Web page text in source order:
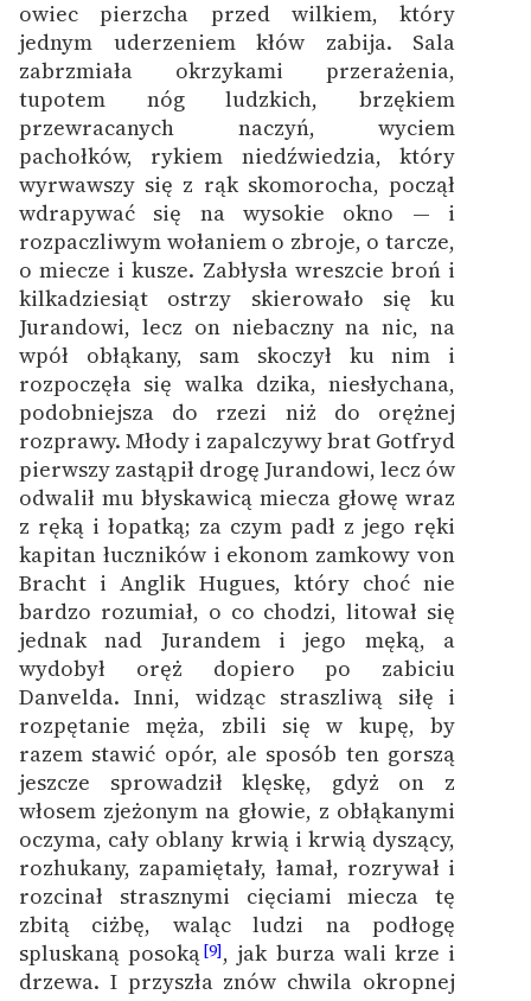
owiec pierzcha przed wilkiem, który
jednym uderzeniem kłów zabija. Sala
zabrzmiała okrzykami przerażenia,
tupotem nóg ludzkich, brzękiem
przewracanych naczyń, wyciem
pachołków, rykiem niedźwiedzia, który
wyrwawszy się z rąk skomorocha, począł
wdrapywać się na wysokie okno — i
rozpaczliwym wołaniem o zbroje, o tarcze,
o miecze i kusze. Zabłysła wreszcie broń i
kilkadziesiąt ostrzy skierowało się ku
Jurandowi, lecz on niebaczny na nic, na
wpół obłąkany, sam skoczył ku nim i
rozpoczęła się walka dzika, niesłychana,
podobniejsza do rzezi niż do orężnej
rozprawy. Młody i zapalczywy brat Gotfryd
pierwszy zastąpił drogę Jurandowi, lecz ów
odwalił mu błyskawicą miecza głowę wraz
z ręką i łopatką; za czym padł z jego ręki
kapitan łuczników i ekonom zamkowy von
Bracht i Anglik Hugues, który choć nie
bardzo rozumiał, o co chodzi, litował się
jednak nad Jurandem i jego męką, a
wydobył oręż dopiero po zabiciu
Danvelda. Inni, widząc straszliwą siłę i
rozpętanie męża, zbili się w kupę, by
razem stawić opór, ale sposób ten gorszą
jeszcze sprowadził klęskę, gdyż on z
włosem zjeżonym na głowie, z obłąkanymi
oczyma, cały oblany krwią i krwią dyszący,
rozhukany, zapamiętały, łamał, rozrywał i
rozcinał strasznymi cięciami miecza tę
zbitą ciżbę, waląc ludzi na podłogę
spluskaną posoką[9], jak burza wali krze i
drzewa. I przyszła znów chwila okropnej